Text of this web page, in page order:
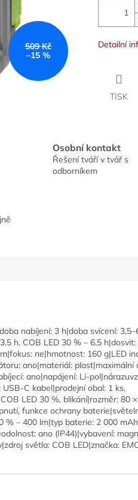
509 Kč
–15 %
Detailní
TISK
Osobní kontakt
Řešení tváří v tvář s
odborníkem
nabíjení: 3 h|doba svícení:
h, COB LED 30 % – 6,5 h|dosvit:
ne|hmotnost: 160 g|LED
ano|materiál: plast|maximální
ano|napájení: Li-
C kabel|prodejní obal: 1 ks,
LED 30 %, blikání|rozměr: 80
funkce ochrany
% – 400 lm|typ baterie: 2 000
ano (IP44)|vybavení:
světla: COB LED|značka: